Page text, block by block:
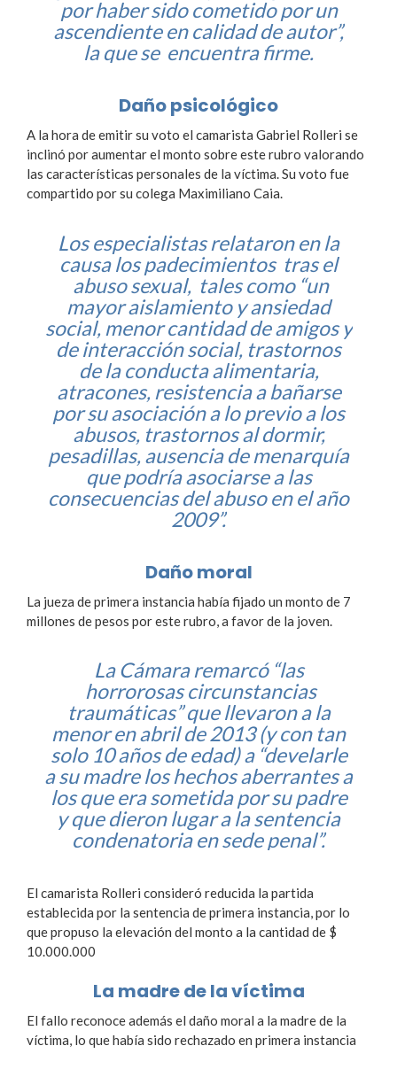
por haber sido cometido por un
ascendiente en calidad de autor”,
la que se encuentra firme.
Daño psicológico
A la hora de emitir su voto el camarista Gabriel Rolleri se
inclinó por aumentar el monto sobre este rubro valorando
las características personales de la víctima. Su voto fue
compartido por su colega Maximiliano Caia.
Los especialistas relataron en la
causa los padecimientos tras el
abuso sexual, tales como “un
mayor aislamiento y ansiedad
social, menor cantidad de amigos y
de interacción social, trastornos
de la conducta alimentaria,
atracones, resistencia a bañarse
por su asociación a lo previo a los
abusos, trastornos al dormir,
pesadillas, ausencia de menarquía
que podría asociarse a las
consecuencias del abuso en el año
2009”.
Daño moral
La jueza de primera instancia había fijado un monto de 7
millones de pesos por este rubro, a favor de la joven.
La Cámara remarcó “las
horrorosas circunstancias
traumáticas” que llevaron a la
menor en abril de 2013 (y con tan
solo 10 años de edad) a “develarle
a su madre los hechos aberrantes a
los que era sometida por su padre
y que dieron lugar a la sentencia
condenatoria en sede penal”.
El camarista Rolleri consideró reducida la partida
establecida por la sentencia de primera instancia, por lo
que propuso la elevación del monto a la cantidad de $
10.000.000
La madre de la víctima
El fallo reconoce además el daño moral a la madre de la
víctima, lo que había sido rechazado en primera instancia